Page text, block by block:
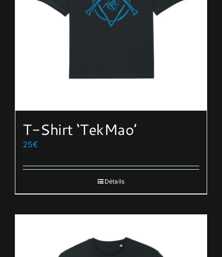
T-Shirt ‘TekMao’
25€
Détails